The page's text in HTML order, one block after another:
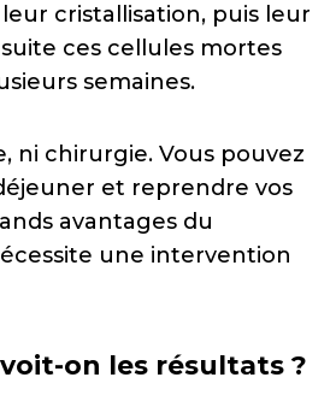
cristallisation, puis leur
ces cellules mortes
semaines.
ni chirurgie. Vous pouvez
et reprendre vos
avantages du
une intervention
on les résultats ?